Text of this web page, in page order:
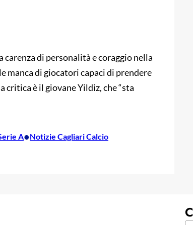
di personalità e coraggio nella
manca di giocatori capaci di prendere
critica è il giovane Yildiz, che “sta
A•Notizie Cagliari Calcio